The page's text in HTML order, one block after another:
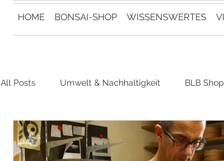
HOME BONSAI-SHOP WISSENSWERTES
All Posts Umwelt & Nachhaltigkeit BLB Shop
Bonsai-Events & Ausstellungen Bonsaipflege